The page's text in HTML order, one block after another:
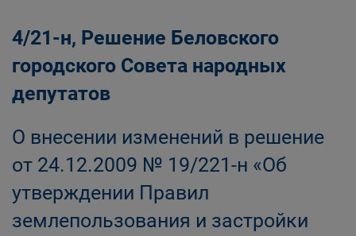
4/21-н, Решение Беловского
городского Совета народных
депутатов
О внесении изменений в решение
от 24.12.2009 № 19/221-н «Об
утверждении Правил
землепользования и застройки